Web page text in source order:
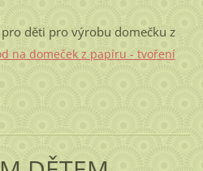
děti pro výrobu domečku z
na domeček z papíru - tvoření